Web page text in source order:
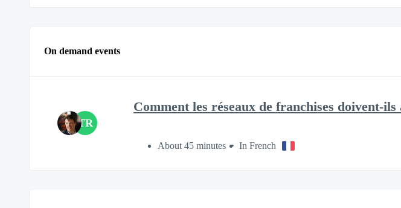
On demand events
TR
Comment les réseaux de franchises doivent-
About 45 minutes In French